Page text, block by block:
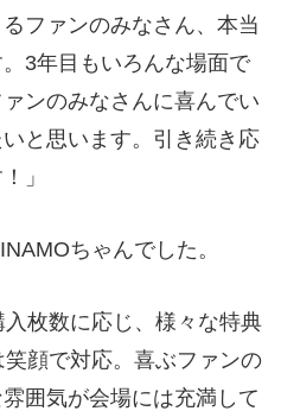
ファンのみなさん、本当
3年目もいろんな場面で
ンのみなさんに喜んでい
と思います。引き続き応
」
ちゃんでした。
枚数に応じ、様々な特典
顔で対応。喜ぶファンの
囲気が会場には充満して